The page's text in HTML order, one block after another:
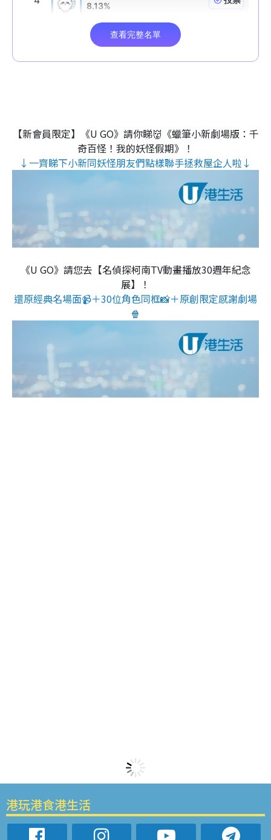
【新會員限定】《U GO》請你睇👹《蠟筆小新劇場版：千
奇百怪！我的妖怪假期》！
↓一齊睇下小新同妖怪朋友們點樣聯手拯救屋企人啦↓
《U GO》請您去【名偵探柯南TV動畫播放30週年紀念
展】！
還原經典名場面📹＋30位角色同框📸＋原創限定感謝劇場
🍿
港玩港食港生活